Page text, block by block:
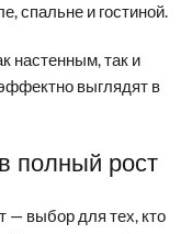
спальне и гостиной.
настенным, так и
выглядят в
полный рост
— выбор для тех, кто